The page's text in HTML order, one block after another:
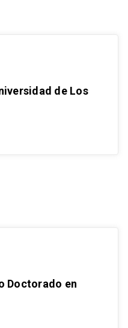
de Los
Doctorado en